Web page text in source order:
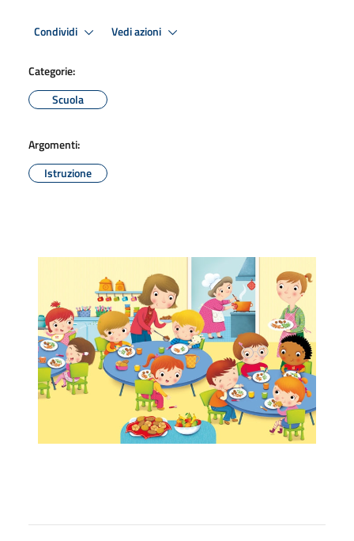
Condividi Vedi azioni
Categorie:
Scuola
Argomenti:
Istruzione